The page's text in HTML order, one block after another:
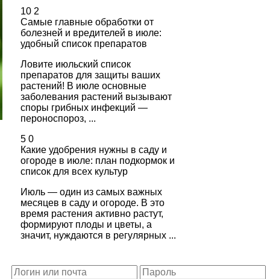
10 2
Самые главные обработки от
болезней и вредителей в июле:
удобный список препаратов
Ловите июльский список
препаратов для защиты ваших
растений! В июле основные
заболевания растений вызывают
споры грибных инфекций —
пероноспороз, ...
5 0
Какие удобрения нужны в саду и
огороде в июле: план подкормок и
список для всех культур
Июль — один из самых важных
месяцев в саду и огороде. В это
время растения активно растут,
формируют плоды и цветы, а
значит, нуждаются в регулярных ...